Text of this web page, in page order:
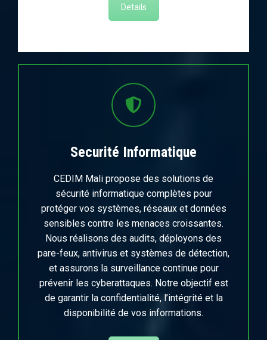
Details
Securité Informatique
CEDIM Mali propose des solutions de
sécurité informatique complètes pour
protéger vos systèmes, réseaux et données
sensibles contre les menaces croissantes.
Nous réalisons des audits, déployons des
pare-feux, antivirus et systèmes de détection,
et assurons la surveillance continue pour
prévenir les cyberattaques. Notre objectif est
de garantir la confidentialité, l’intégrité et la
disponibilité de vos informations.